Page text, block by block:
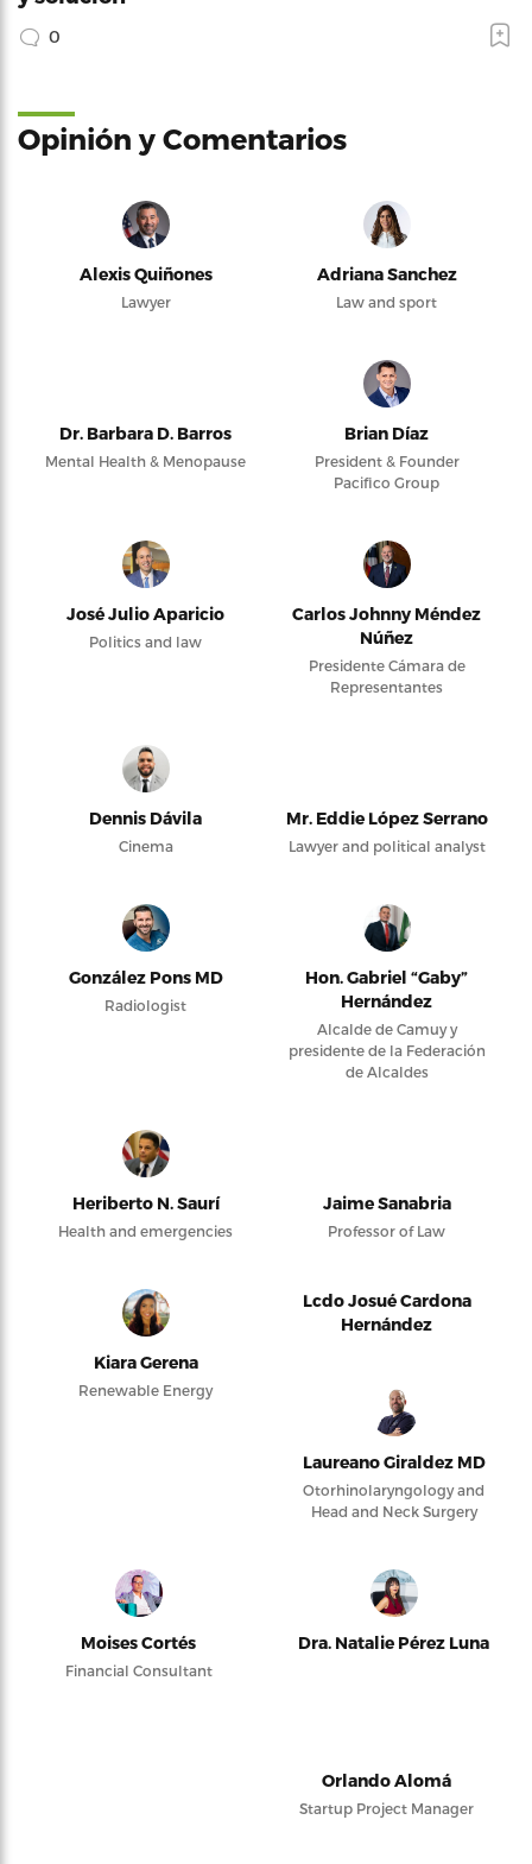
0
Opinión y Comentarios
Alexis Quiñones
Lawyer
Adriana Sanchez
Law and sport
Dr. Barbara D. Barros
Mental Health & Menopause
Brian Díaz
President & Founder
Pacifico Group
José Julio Aparicio
Politics and law
Carlos Johnny Méndez
Núñez
Presidente Cámara de
Representantes
Dennis Dávila
Cinema
Mr. Eddie López Serrano
Lawyer and political analyst
González Pons MD
Radiologist
Hon. Gabriel “Gaby”
Hernández
Alcalde de Camuy y
presidente de la Federación
de Alcaldes
Heriberto N. Saurí
Health and emergencies
Jaime Sanabria
Professor of Law
Kiara Gerena
Renewable Energy
Lcdo Josué Cardona
Hernández
Laureano Giraldez MD
Otorhinolaryngology and
Head and Neck Surgery
Moises Cortés
Financial Consultant
Dra. Natalie Pérez Luna
Orlando Alomá
Startup Project Manager